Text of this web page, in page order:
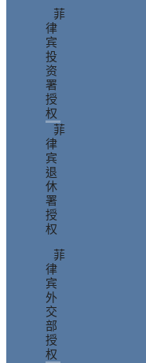
菲
律
宾
投
资
署
授
权
菲
律
宾
退
休
署
授
权
菲
律
宾
外
交
部
授
权